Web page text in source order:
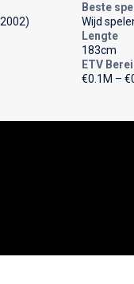
Beste
Wijd
Lengte
183cm
ETV
€0.1M –